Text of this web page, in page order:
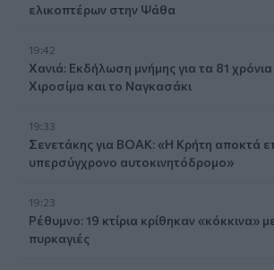
ελικοπτέρων στην Ψάθα
19:42
Χανιά: Εκδήλωση μνήμης για τα 81
Χιροσίμα και το Ναγκασάκι
19:33
Σενετάκης για ΒΟΑΚ: «Η Κρήτη αποκτά
υπερσύγχρονο αυτοκινητόδρομο»
19:23
Ρέθυμνο: 19 κτίρια κρίθηκαν «κόκκινα»
πυρκαγιές